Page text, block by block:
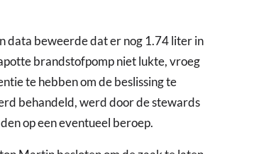
data beweerde dat er nog 1.74 liter in
brandstofpomp niet lukte, vroeg
te hebben om de beslissing te
behandeld, werd door de stewards
op een eventueel beroep.